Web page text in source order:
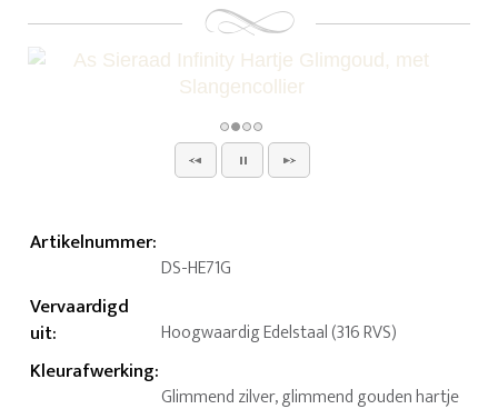
Artikelnummer:
DS-HE71G
Vervaardigd
uit: Hoogwaardig Edelstaal (316 RVS)
Kleurafwerking:
Glimmend zilver, glimmend gouden hartje